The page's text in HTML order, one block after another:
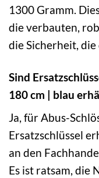
1300 Gramm.
die verbauten,
die Sicherheit, die
Sind
180 cm | blau
Ja, für Abus-
Ersatzschlüssel
an den
Es ist ratsam, die